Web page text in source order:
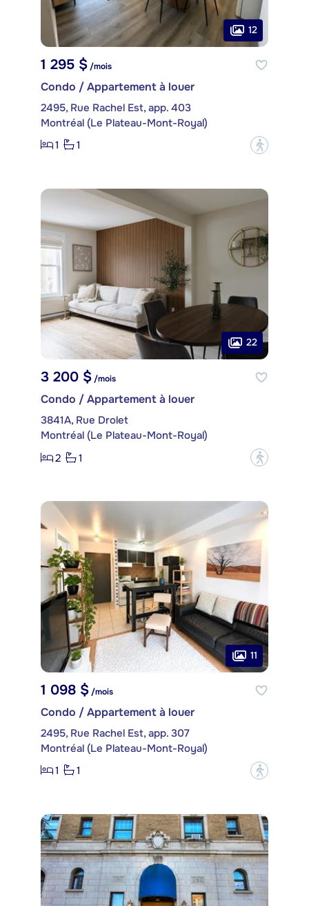
12
1 295 $ /mois
Condo / Appartement à louer
2495, Rue Rachel Est, app. 403
Montréal (Le Plateau-Mont-Royal)
1
1 ?
22
3 200 $/mois
Condo / Appartement à louer
3841A, Rue Drolet
Montréal (Le Plateau-Mont-Royal)
2
1 ?
11
1 098 $ /mois
Condo / Appartement à louer
2495, Rue Rachel Est, app. 307
Montréal (Le Plateau-Mont-Royal)
1
1 ?